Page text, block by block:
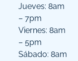
Jueves: 8am
– 7pm
Viernes: 8am
– 5pm
Sábado: 8am